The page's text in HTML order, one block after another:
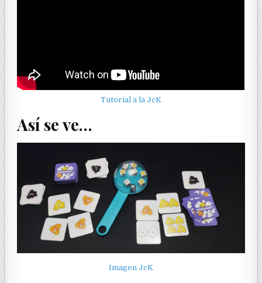
Tutorial a la JcK
Así se ve…
Imagen JcK